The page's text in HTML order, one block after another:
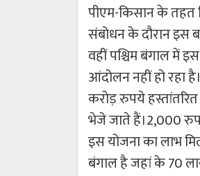
पीएम-किसान के तहत
संबोधन के दौरान इस
वहीं पश्चिम बंगाल में
आंदोलन नहीं हो रहा
करोड़ रुपये
भेजे जाते हैं।2,000 रुपये
इस योजना का लाभ
बंगाल है जहां के 70